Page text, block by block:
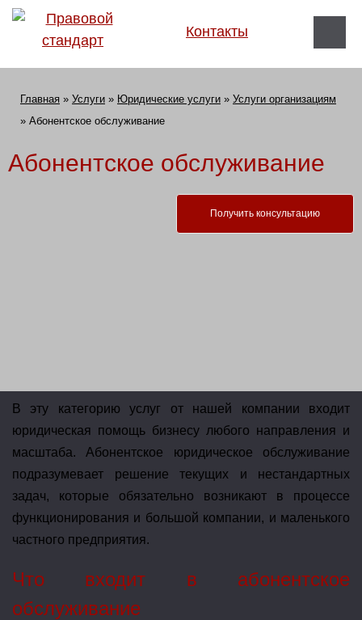
Контакты
Главная » Услуги » Юридические услуги » Услуги организациям
» Абонентское обслуживание
Абонентское обслуживание
Получить консультацию
В эту категорию услуг от нашей компании входит
юридическая помощь бизнесу любого направления и
масштаба. Абонентское юридическое обслуживание
подразумевает решение текущих и нестандартных
задач, которые обязательно возникают в процессе
функционирования и большой компании, и маленького
частного предприятия.
Что входит в абонентское
обслуживание